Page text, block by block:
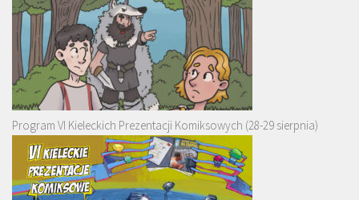
Program VI Kieleckich Prezentacji Komiksowych (28-29 sierpnia)